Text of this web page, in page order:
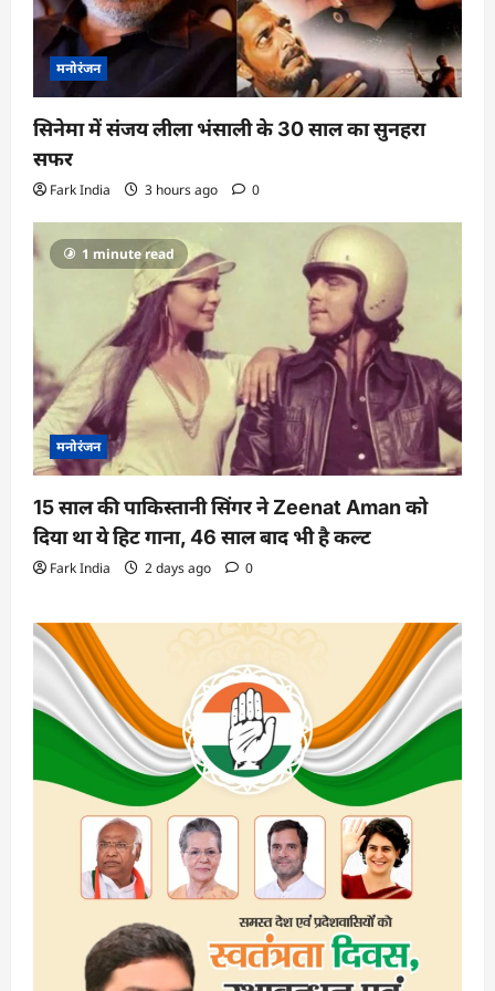
मनोरंजन
सिनेमा में संजय लीला भंसाली के 30 साल का सुनहरा
सफर
Fark India 3 hours ago 0
1 minute read
मनोरंजन
15 साल की पाकिस्तानी सिंगर ने Zeenat Aman को
दिया था ये हिट गाना, 46 साल बाद भी है कल्ट
Fark India 2 days ago 0